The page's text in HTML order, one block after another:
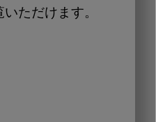
ただけます。